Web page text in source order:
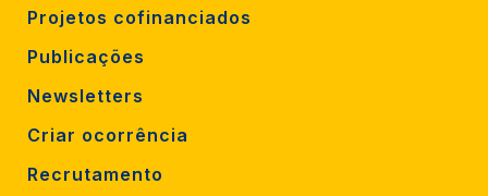
Projetos cofinanciados
Publicações
Newsletters
Criar ocorrência
Recrutamento